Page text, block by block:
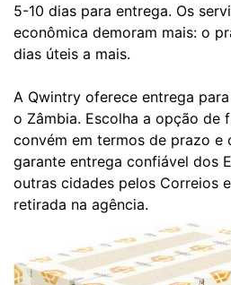
5-10 dias para entrega. Os
econômica demoram mais: o
dias úteis a mais.
A Qwintry oferece entrega
o Zâmbia. Escolha a opção de
convém em termos de prazo e
garante entrega confiável dos
outras cidades pelos Correios
retirada na agência.